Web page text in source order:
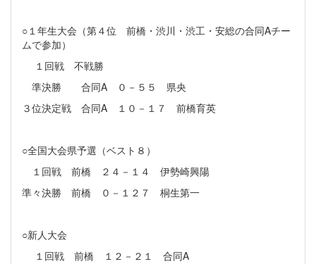
○１年生大会（第４位 前橋・渋川・渋工・安総の合同Aチー
ムで参加）
１回戦 不戦勝
準決勝 合同A ０－５５ 県央
３位決定戦 合同A １０－１７ 前橋育英
○全国大会県予選（ベスト８）
１回戦 前橋 ２４－１４ 伊勢崎興陽
準々決勝 前橋 ０－１２７ 桐生第一
○新人大会
１回戦 前橋 １２－２１ 合同A